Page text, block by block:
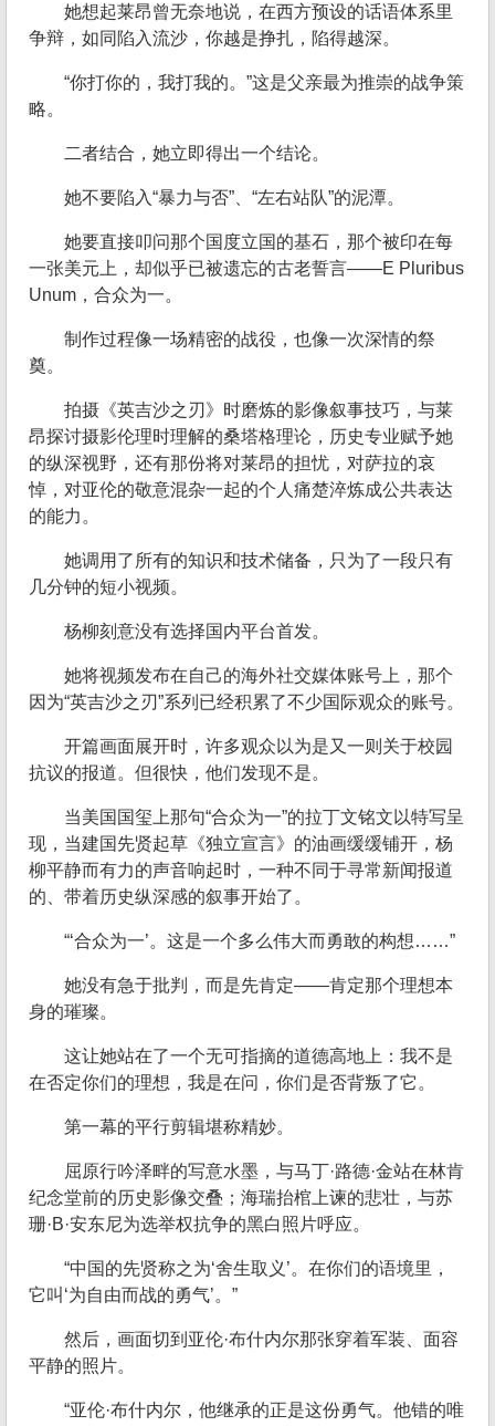
她想起莱昂曾无奈地说，在西方预设的话语体系里
争辩，如同陷入流沙，你越是挣扎，陷得越深。
“你打你的，我打我的。”这是父亲最为推崇的战争策
略。
二者结合，她立即得出一个结论。
她不要陷入“暴力与否”、“左右站队”的泥潭。
她要直接叩问那个国度立国的基石，那个被印在每
一张美元上，却似乎已被遗忘的古老誓言——E Pluribus
Unum，合众为一。
制作过程像一场精密的战役，也像一次深情的祭
奠。
拍摄《英吉沙之刃》时磨炼的影像叙事技巧，与莱
昂探讨摄影伦理时理解的桑塔格理论，历史专业赋予她
的纵深视野，还有那份将对莱昂的担忧，对萨拉的哀
悼，对亚伦的敬意混杂一起的个人痛楚淬炼成公共表达
的能力。
她调用了所有的知识和技术储备，只为了一段只有
几分钟的短小视频。
杨柳刻意没有选择国内平台首发。
她将视频发布在自己的海外社交媒体账号上，那个
因为“英吉沙之刃”系列已经积累了不少国际观众的账号。
开篇画面展开时，许多观众以为是又一则关于校园
抗议的报道。但很快，他们发现不是。
当美国国玺上那句“合众为一”的拉丁文铭文以特写呈
现，当建国先贤起草《独立宣言》的油画缓缓铺开，杨
柳平静而有力的声音响起时，一种不同于寻常新闻报道
的、带着历史纵深感的叙事开始了。
“‘合众为一’。这是一个多么伟大而勇敢的构想……”
她没有急于批判，而是先肯定——肯定那个理想本
身的璀璨。
这让她站在了一个无可指摘的道德高地上：我不是
在否定你们的理想，我是在问，你们是否背叛了它。
第一幕的平行剪辑堪称精妙。
屈原行吟泽畔的写意水墨，与马丁·路德·金站在林肯
纪念堂前的历史影像交叠；海瑞抬棺上谏的悲壮，与苏
珊·B·安东尼为选举权抗争的黑白照片呼应。
“中国的先贤称之为‘舍生取义’。在你们的语境里，
它叫‘为自由而战的勇气’。”
然后，画面切到亚伦·布什内尔那张穿着军装、面容
平静的照片。
“亚伦·布什内尔，他继承的正是这份勇气。他错的唯